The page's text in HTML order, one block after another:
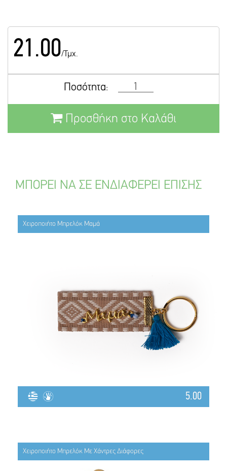
21.00/Τμχ.
Ποσότητα:
Προσθήκη στο Καλάθι
ΜΠΟΡΕΙ ΝΑ ΣΕ ΕΝΔΙΑΦΕΡΕΙ ΕΠΙΣΗΣ
Χειροποιήτο Μπρελόκ Μαμά
5.00
Χειροποιήτο Μπρελόκ Με Χάντρες Διάφορες